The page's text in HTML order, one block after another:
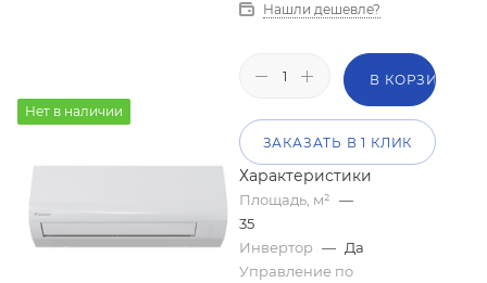
Нет в наличии
Нашли дешевле?
В КОРЗИНУ
ЗАКАЗАТЬ В 1 КЛИК
Характеристики
Площадь, м² —
35
Инвертор — Да
Управление по